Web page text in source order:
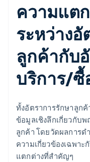
ความแต
ระหว่างอั
ลูกค้ากับ
บริการ/ซื้
ทั้งอัตราการรักษาลูกค้
ข้อมูลเชิงลึกเกี่ยวกับ
ลูกค้า โดยวัดผลการดํ
ความเกี่ยวข้องเฉพา
แตกต่างที่สําคัญๆ